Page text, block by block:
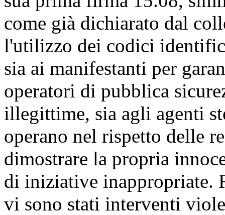
come già dichiarato dal
l'utilizzo dei codici
sia ai manifestanti per
operatori di pubblica
illegittime, sia agli agenti
operano nel rispetto delle
dimostrare la propria
di iniziative inappropriate.
vi sono stati interventi